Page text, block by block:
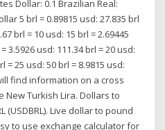
Dollar: 0.1 Brazilian Real:
5 brl = 0.89815 usd: 27.835 brl
brl = 10 usd: 15 brl = 2.69445
3.5926 usd: 111.34 brl = 20 usd:
= 25 usd: 50 brl = 8.9815 usd:
find information on a cross
Turkish Lira. Dollars to
(USDBRL). Live dollar to pound
to use exchange calculator for